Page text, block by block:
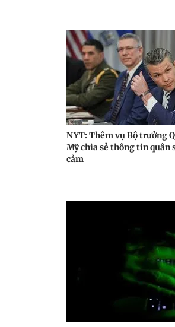
NYT: Thêm vụ Bộ trưởng
Mỹ chia sẻ thông tin quân
cảm